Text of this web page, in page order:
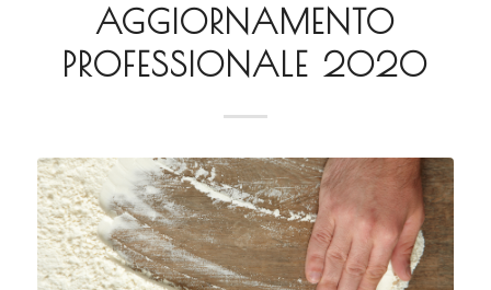
AGGIORNAMENTO
PROFESSIONALE 2020